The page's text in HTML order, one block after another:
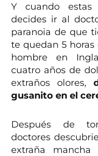
Y cuando estas
decides ir al
paranoia de que
te quedan 5 horas
hombre en
cuatro años de
extraños olores,
gusanito en el
Después de
doctores
extraña